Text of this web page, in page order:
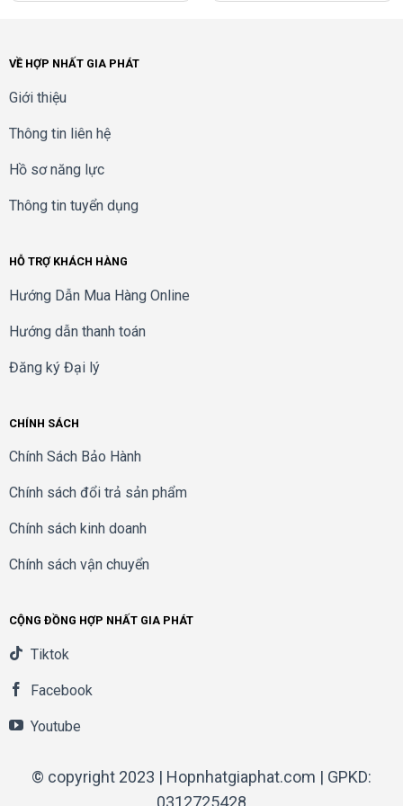
Tương thích với các
phần mềm
VỀ HỢP NHẤT GIA PHÁT
Giới thiệu
Thông tin liên hệ
Hồ sơ năng lực
Thông tin tuyển dụng
HỖ TRỢ KHÁCH HÀNG
Hướng Dẫn Mua Hàng Online
Hướng dẫn thanh toán
Đăng ký Đại lý
CHÍNH SÁCH
Chính Sách Bảo Hành
Chính sách đổi trả sản phẩm
Chính sách kinh doanh
Chính sách vận chuyển
CỘNG ĐỒNG HỢP NHẤT GIA PHÁT
Tiktok
Facebook
Youtube
© copyright 2023 | Hopnhatgiaphat.com | GPKD:
0312725428